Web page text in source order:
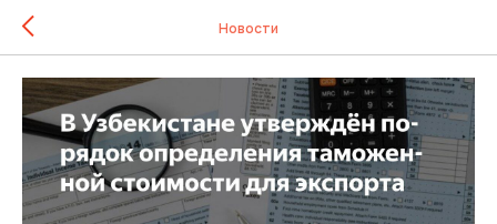
Новости